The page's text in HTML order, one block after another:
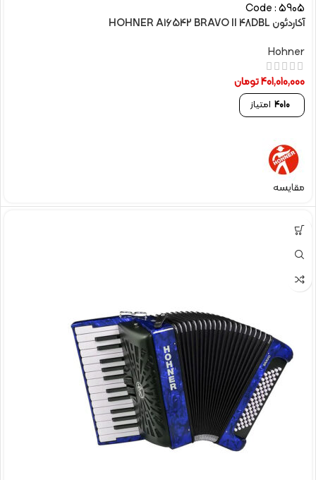
Code : 5905
آکاردئون HOHNER A16542 BRAVO II 48DBL
Hohner
401,010,000تومان
4010 امتیاز
مقایسه